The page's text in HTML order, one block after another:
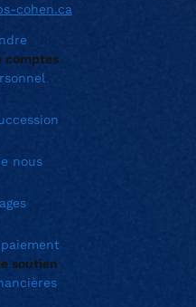
cohen.ca
comptes
nous
soutien